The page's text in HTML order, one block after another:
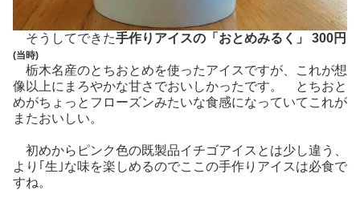
そうしてできた手作りアイスの「おとめみるく」 300円
(当時)
栃木名産のとちおとめを使ったアイスですが、これが想
像以上にまろやかな甘さでおいしかったです。 とちおと
めがちょっとフローズンみたいな食感になっていてこれが
またおいしい。
初めからピンク色の既製品イチゴアイスとは少し違う、
より｢生｣な味を楽しめるのでここの手作りアイスは必食で
すね。